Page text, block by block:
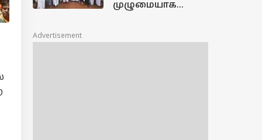
முழுமையாக
Advertisement